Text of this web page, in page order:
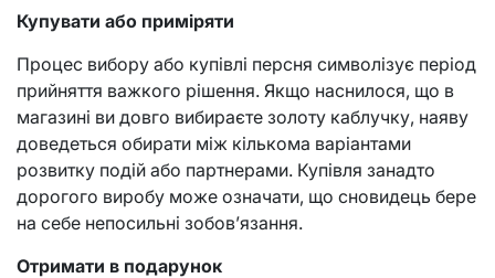
Купувати або приміряти
Процес вибору або купівлі персня символізує період
прийняття важкого рішення. Якщо наснилося, що в
магазині ви довго вибираєте золоту каблучку, наяву
доведеться обирати між кількома варіантами
розвитку подій або партнерами. Купівля занадто
дорогого виробу може означати, що сновидець бере
на себе непосильні зобов’язання.
Отримати в подарунок